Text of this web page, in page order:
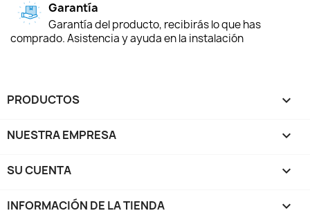
Garantía
Garantía del producto, recibirás lo que has
comprado. Asistencia y ayuda en la instalación
PRODUCTOS 
NUESTRA EMPRESA 
SU CUENTA 
INFORMACIÓN DE LA TIENDA keyboard_arrow_down